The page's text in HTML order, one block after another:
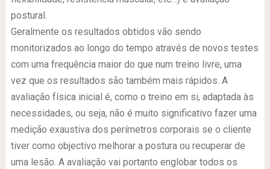
postural.
Geralmente os resultados obtidos vão sendo
monitorizados ao longo do tempo através de novos testes
com uma frequência maior do que num treino livre, uma
vez que os resultados são também mais rápidos. A
avaliação física inicial é, como o treino em si, adaptada às
necessidades, ou seja, não é muito significativo fazer uma
medição exaustiva dos perímetros corporais se o cliente
tiver como objectivo melhorar a postura ou recuperar de
uma lesão. A avaliação vai portanto englobar todos os